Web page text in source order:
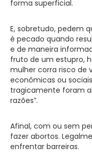
forma superficial.
E, sobretudo, pedem
é pecado quando
e de maneira
fruto de um estupro,
mulher corra risco de
econômicas ou
tragicamente foram
razões”.
Afinal, com ou sem
fazer abortos.
enfrentar barreiras.